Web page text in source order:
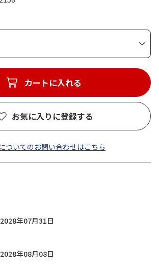
カートに入れる
お気に入りに登録する
ついてのお問い合わせはこちら
年07月31日
年08月08日